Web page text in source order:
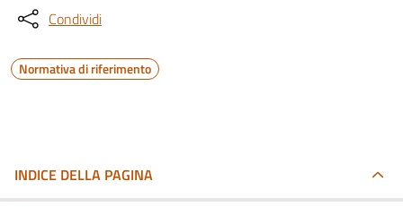
Condividi
Normativa di riferimento
INDICE DELLA PAGINA